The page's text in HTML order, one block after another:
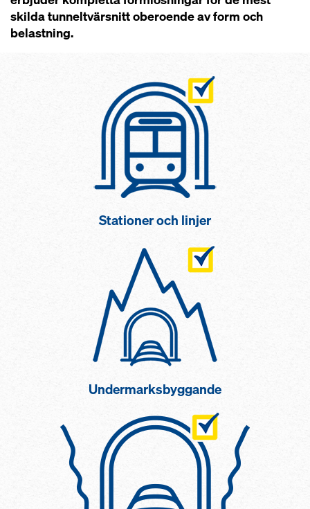
skilda tunneltvärsnitt oberoende av form och
belastning.
Stationer och linjer
Undermarksbyggande